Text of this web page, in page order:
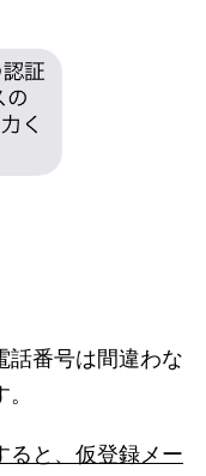
話番号は間違わな
ると、仮登録メー